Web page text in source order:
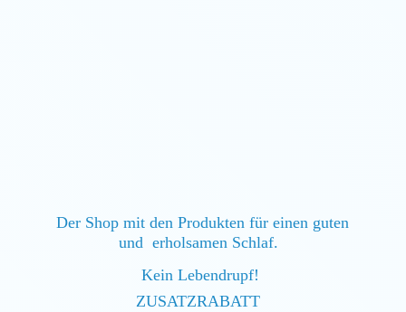
Der Shop mit den Produkten für einen guten
und erholsamen Schlaf.
Kein Lebendrupf!
ZUSATZRABATT